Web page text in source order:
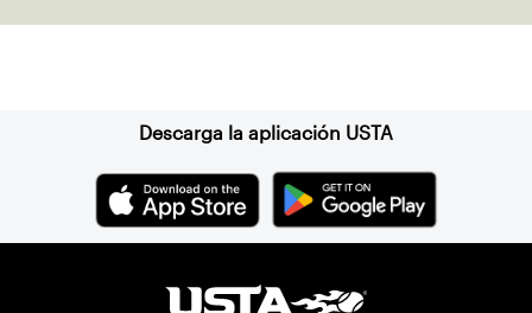
Descarga la aplicación USTA